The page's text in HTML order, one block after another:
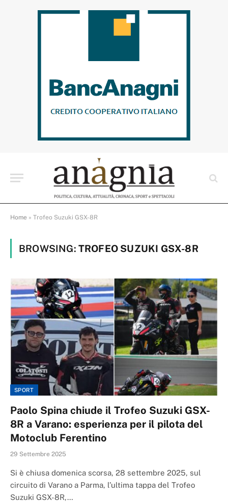
Home » Trofeo Suzuki GSX-8R
BROWSING: TROFEO SUZUKI GSX-8R
SPORT
Paolo Spina chiude il Trofeo Suzuki GSX-
8R a Varano: esperienza per il pilota del
Motoclub Ferentino
29 Settembre 2025
Si è chiusa domenica scorsa, 28 settembre 2025, sul
circuito di Varano a Parma, l’ultima tappa del Trofeo
Suzuki GSX-8R,…